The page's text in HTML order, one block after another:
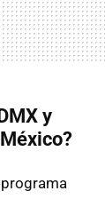
y
programa